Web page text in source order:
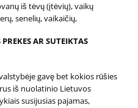
iš tėvų (įtėvių), vaikų
senelių, vaikaičių,
AR SUTEIKTAS
gavę bet kokios rūšies
iš nuolatinio Lietuvos
susijusias pajamas,